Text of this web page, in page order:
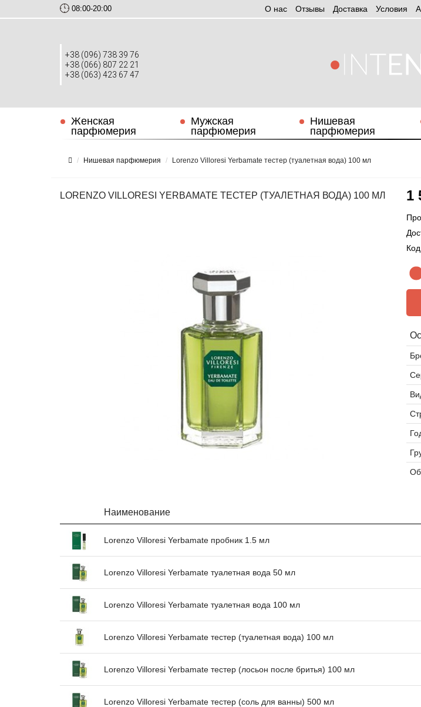
08:00-20:00 О нас Отзывы Доставка Условия
+38 (096) 738 39 76
+38 (066) 807 22 21
+38 (063) 423 67 47
Женская
парфюмерия
Мужская
парфюмерия
Нишевая
парфюмерия
Нишевая парфюмерия Lorenzo Villoresi Yerbamate тестер (туалетная вода) 100 мл
LORENZO VILLORESI YERBAMATE ТЕСТЕР (ТУАЛЕТНАЯ ВОДА) 100 МЛ 1
Наименование
Lorenzo Villoresi Yerbamate пробник 1.5 мл
Lorenzo Villoresi Yerbamate туалетная вода 50 мл
Lorenzo Villoresi Yerbamate туалетная вода 100 мл
Lorenzo Villoresi Yerbamate тестер (туалетная вода) 100 мл
Lorenzo Villoresi Yerbamate тестер (лосьон после бритья) 100 мл
Lorenzo Villoresi Yerbamate тестер (соль для ванны) 500 мл